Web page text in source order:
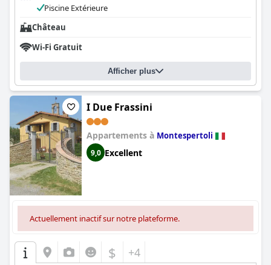
Piscine Extérieure
Château
Wi-Fi Gratuit
Afficher plus
I Due Frassini
Appartements à Montespertoli
9,0 Excellent
Actuellement inactif sur notre plateforme.
$ +4